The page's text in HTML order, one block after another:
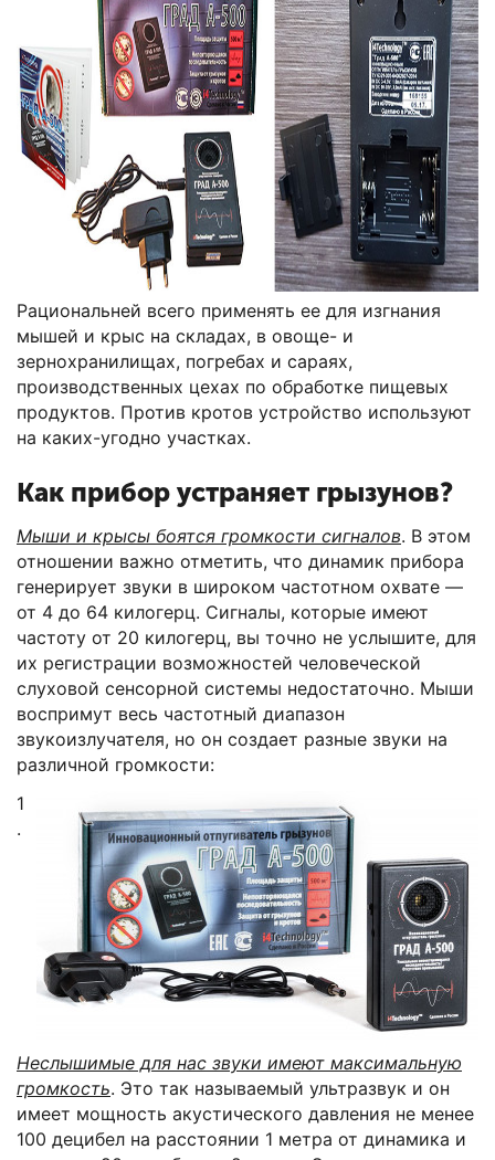
Рациональней всего применять ее для изгнания
мышей и крыс на складах, в овоще- и
зернохранилищах, погребах и сараях,
производственных цехах по обработке пищевых
продуктов. Против кротов устройство используют
на каких-угодно участках.
Как прибор устраняет грызунов?
Мыши и крысы боятся громкости сигналов. В этом
отношении важно отметить, что динамик прибора
генерирует звуки в широком частотном охвате —
от 4 до 64 килогерц. Сигналы, которые имеют
частоту от 20 килогерц, вы точно не услышите, для
их регистрации возможностей человеческой
слуховой сенсорной системы недостаточно. Мыши
воспримут весь частотный диапазон
звукоизлучателя, но он создает разные звуки на
различной громкости:
1
.
Неслышимые для нас звуки имеют максимальную
громкость. Это так называемый ультразвук и он
имеет мощность акустического давления не менее
100 децибел на расстоянии 1 метра от динамика и